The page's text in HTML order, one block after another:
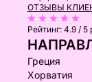
ОТЗЫВЫ
Рейтинг: 4.9 / 5
Греция
Хорватия